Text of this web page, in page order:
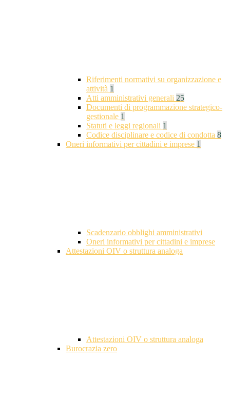
Riferimenti normativi su organizzazione e
attività 1
Atti amministrativi generali 25
Documenti di programmazione strategico-
gestionale 1
Statuti e leggi regionali 1
Codice disciplinare e codice di condotta 8
Oneri informativi per cittadini e imprese 1
Scadenzario obblighi amministrativi
Oneri informativi per cittadini e imprese
Attestazioni OIV o struttura analoga
Attestazioni OIV o struttura analoga
Burocrazia zero